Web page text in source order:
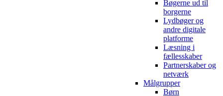
Bøgerne ud til
borgerne
Lydbøger og
andre digitale
platforme
Læsning i
fællesskaber
Partnerskaber og
netværk
Målgrupper
Børn